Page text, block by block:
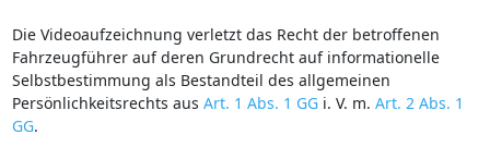
Die Videoaufzeichnung verletzt das Recht der betroffenen
Fahrzeugführer auf deren Grundrecht auf informationelle
Selbstbestimmung als Bestandteil des allgemeinen
Persönlichkeitsrechts aus Art. 1 Abs. 1 GGi. V. m. Art. 2 Abs. 1
GG.